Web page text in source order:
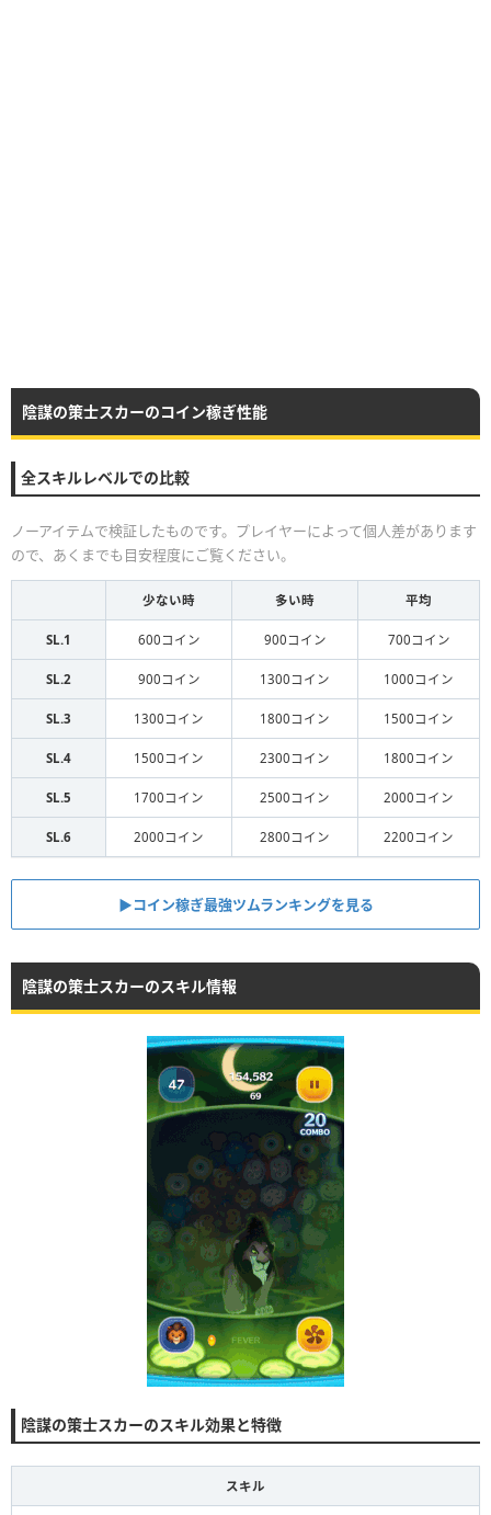
陰謀の策士スカーのコイン稼ぎ性能
全スキルレベルでの比較
ノーアイテムで検証したものです。プレイヤーによって個人差があります
ので、あくまでも目安程度にご覧ください。
少ない時 多い時 平均
SL.1 600コイン 900コイン 700コイン
SL.2 900コイン 1300コイン 1000コイン
SL.3 1300コイン 1800コイン 1500コイン
SL.4 1500コイン 2300コイン 1800コイン
SL.5 1700コイン 2500コイン 2000コイン
SL.6 2000コイン 2800コイン 2200コイン
▶コイン稼ぎ最強ツムランキングを見る
陰謀の策士スカーのスキル情報
陰謀の策士スカーのスキル効果と特徴
スキル